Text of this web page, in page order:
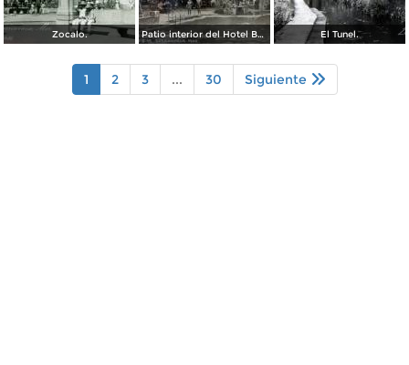
Zocalo. Patio interior del Hotel Banos y Lido, El Tunel.
1 2 3 ... 30 Siguiente